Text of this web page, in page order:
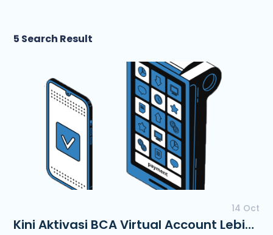
5 Search Result
14 Oct
Kini Aktivasi BCA Virtual Account Lebih